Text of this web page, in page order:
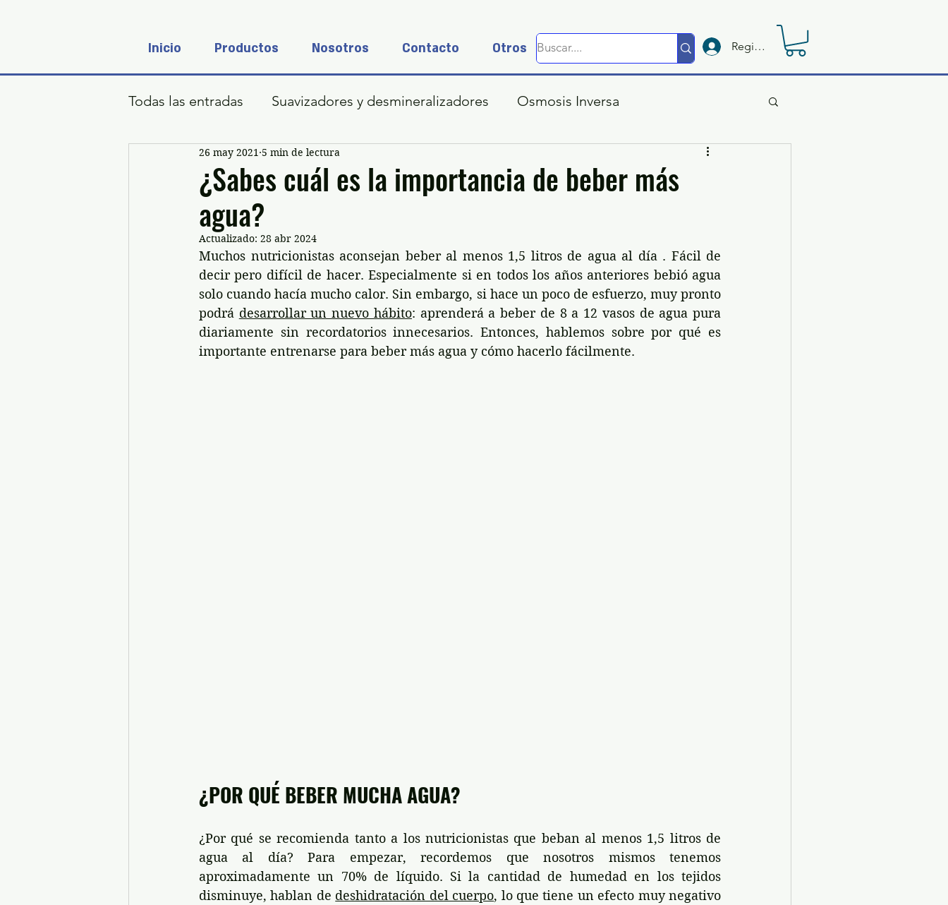
Inicio Productos Nosotros Contacto Otros Registrate
Todas las entradas Suavizadores y desmineralizadores Osmosis Inversa
¿Sabes cuál es la importancia de beber más
agua?
26 may 2021 5 min de lectura
Actualizado: 28 abr 2024
Muchos nutricionistas aconsejan beber al menos 1,5 litros de agua al día . Fácil de
decir pero difícil de hacer. Especialmente si en todos los años anteriores bebió agua
solo cuando hacía mucho calor. Sin embargo, si hace un poco de esfuerzo, muy pronto
podrá desarrollar un nuevo hábito: aprenderá a beber de 8 a 12 vasos de agua pura
diariamente sin recordatorios innecesarios. Entonces, hablemos sobre por qué es
importante entrenarse para beber más agua y cómo hacerlo fácilmente.
¿POR QUÉ BEBER MUCHA AGUA?
¿Por qué se recomienda tanto a los nutricionistas que beban al menos 1,5 litros de
agua al día? Para empezar, recordemos que nosotros mismos tenemos
aproximadamente un 70% de líquido. Si la cantidad de humedad en los tejidos
disminuye, hablan de deshidratación del cuerpo, lo que tiene un efecto muy negativo